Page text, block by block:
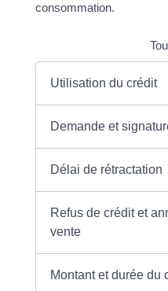
consommation.
Utilisation du crédit
Demande et
Délai de rétractation
Refus de crédit et
vente
Montant et durée du